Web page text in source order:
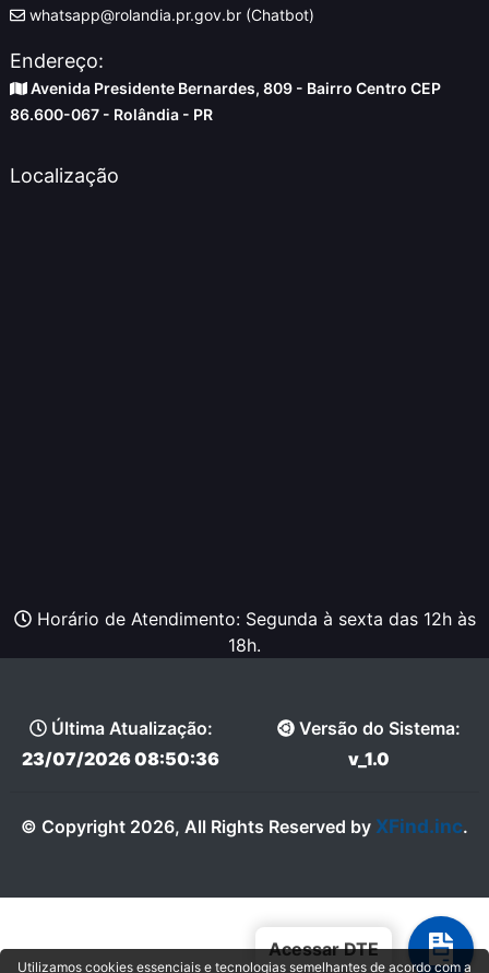
Acessar DTE
whatsapp@rolandia.pr.gov.br (Chatbot)
Endereço:
Avenida Presidente Bernardes, 809 - Bairro Centro CEP
86.600-067 - Rolândia - PR
Localização
Horário de Atendimento: Segunda à sexta das 12h às
18h.
Última Atualização:
23/07/2026 08:50:36
Versão do Sistema:
v_1.0
© Copyright 2026, All Rights Reserved by XFind.inc.
Utilizamos cookies essenciais e tecnologias semelhantes de acordo com a